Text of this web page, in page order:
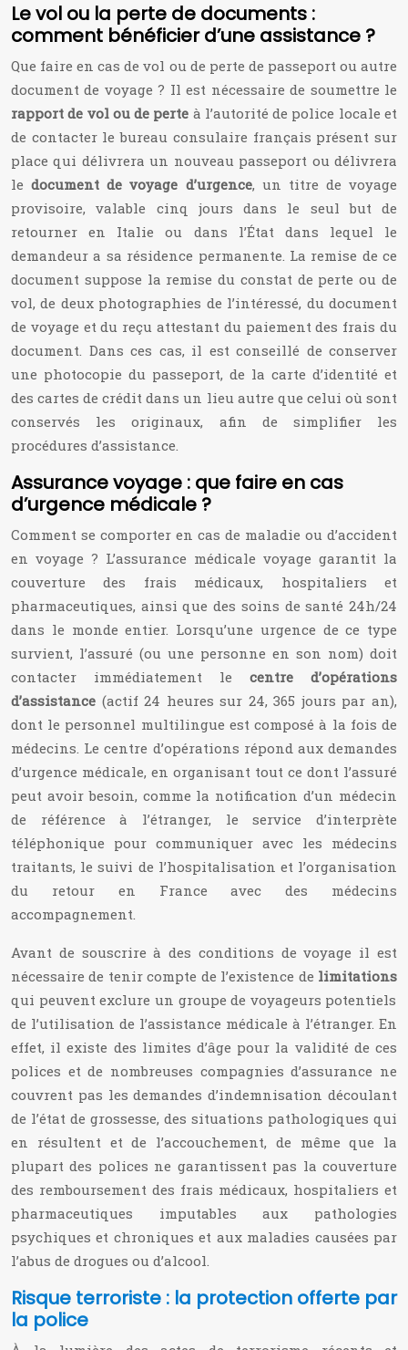
Le vol ou la perte de documents :
comment bénéficier d’une assistance ?
Que faire en cas de vol ou de perte de passeport ou autre
document de voyage ? Il est nécessaire de soumettre le
rapport de vol ou de perte à l’autorité de police locale et
de contacter le bureau consulaire français présent sur
place qui délivrera un nouveau passeport ou délivrera
ledocument de voyage d’urgence, un titre de voyage
provisoire, valable cinq jours dans le seul but de
retourner en Italie ou dans l’État dans lequel le
demandeur a sa résidence permanente. La remise de ce
document suppose la remise du constat de perte ou de
vol, de deux photographies de l’intéressé, du document
de voyage et du reçu attestant du paiement des frais du
document. Dans ces cas, il est conseillé de conserver
une photocopie du passeport, de la carte d’identité et
des cartes de crédit dans un lieu autre que celui où sont
conservés les originaux, afin de simplifier les
procédures d’assistance.
Assurance voyage : que faire en cas
d’urgence médicale ?
Comment se comporter en cas de maladie ou d’accident
en voyage ? L’assurance médicale voyage garantit la
couverture des frais médicaux, hospitaliers et
pharmaceutiques, ainsi que des soins de santé 24h/24
dans le monde entier. Lorsqu’une urgence de ce type
survient, l’assuré (ou une personne en son nom) doit
contacter immédiatement le centre d’opérations
d’assistance (actif 24 heures sur 24, 365 jours par an),
dont le personnel multilingue est composé à la fois de
médecins. Le centre d’opérations répond aux demandes
d’urgence médicale, en organisant tout ce dont l’assuré
peut avoir besoin, comme la notification d’un médecin
de référence à l’étranger, le service d’interprète
téléphonique pour communiquer avec les médecins
traitants, le suivi de l’hospitalisation et l’organisation
du retour en France avec des médecins
accompagnement.
Avant de souscrire à des conditions de voyage il est
nécessaire de tenir compte de l’existence de limitations
qui peuvent exclure un groupe de voyageurs potentiels
de l’utilisation de l’assistance médicale à l’étranger. En
effet, il existe des limites d’âge pour la validité de ces
polices et de nombreuses compagnies d’assurance ne
couvrent pas les demandes d’indemnisation découlant
de l’état de grossesse, des situations pathologiques qui
en résultent et de l’accouchement, de même que la
plupart des polices ne garantissent pas la couverture
des remboursement des frais médicaux, hospitaliers et
pharmaceutiques imputables aux pathologies
psychiques et chroniques et aux maladies causées par
l’abus de drogues ou d’alcool.
Risque terroriste : la protection offerte par
la police